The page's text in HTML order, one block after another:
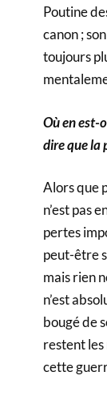
Poutine
canon ;
toujours
Où en est-
dire que la
Alors que
n’est pas
pertes
peut-être
mais rien
n’est
bougé de
restent les
cette